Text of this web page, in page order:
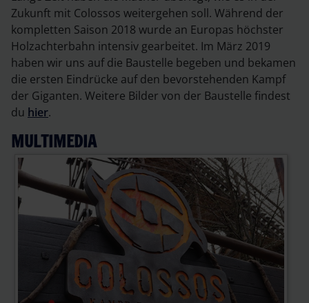
Zukunft mit Colossos weitergehen soll. Während der
kompletten Saison 2018 wurde an Europas höchster
Holzachterbahn intensiv gearbeitet. Im März 2019
haben wir uns auf die Baustelle begeben und bekamen
die ersten Eindrücke auf den bevorstehenden Kampf
der Giganten. Weitere Bilder von der Baustelle findest
du hier.
MULTIMEDIA